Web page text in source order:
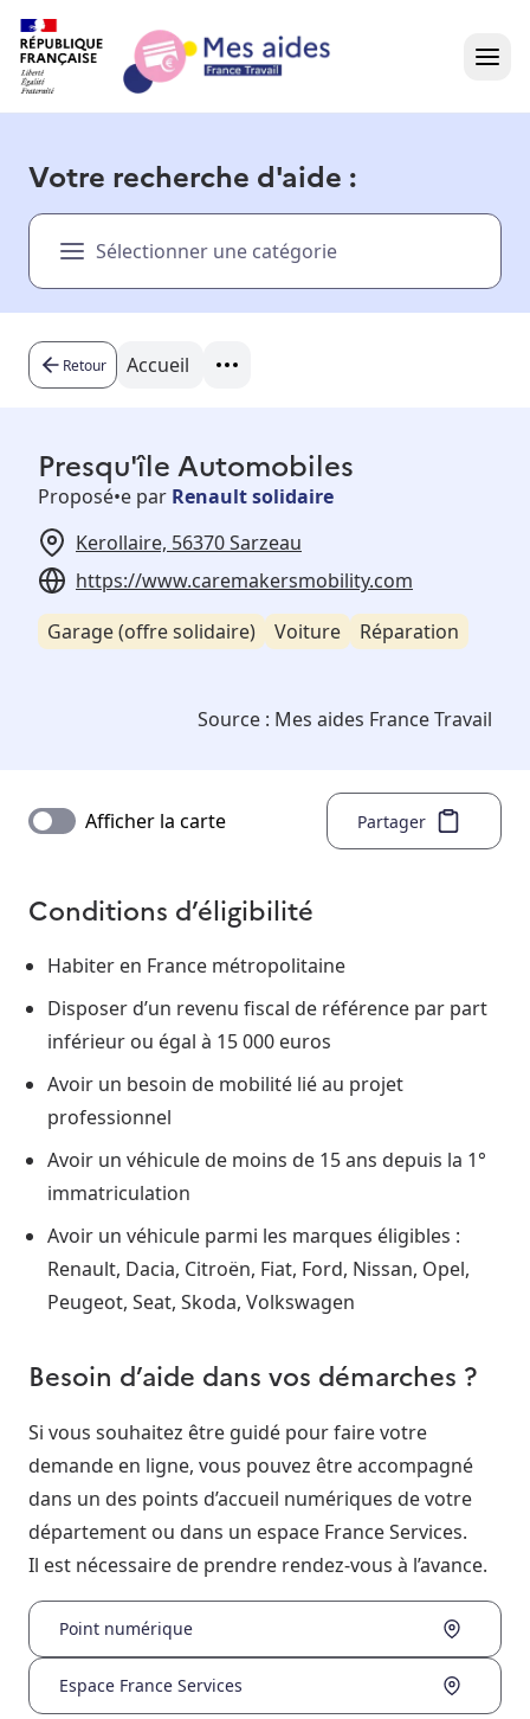
Présentation vidéo
Besoin d'aide ?
Votre recherche d'aide :
Sélectionner une catégorie
Retour Accueil
Presqu'île Automobiles
Proposé•e par Renault solidaire
Kerollaire, 56370 Sarzeau
https://www.caremakersmobility.com
Garage (offre solidaire)
Voiture Réparation
Source : Mes aides France Travail
Afficher la carte Partager
Conditions d’éligibilité
Habiter en France métropolitaine
Disposer d’un revenu fiscal de référence par part
inférieur ou égal à 15 000 euros
Avoir un besoin de mobilité lié au projet
professionnel
Avoir un véhicule de moins de 15 ans depuis la 1°
immatriculation
Avoir un véhicule parmi les marques éligibles :
Renault, Dacia, Citroën, Fiat, Ford, Nissan, Opel,
Peugeot, Seat, Skoda, Volkswagen
Besoin d’aide dans vos démarches ?
Si vous souhaitez être guidé pour faire votre
demande en ligne, vous pouvez être accompagné
dans un des points d’accueil numériques de votre
département ou dans un espace France Services.
Il est nécessaire de prendre rendez-vous à l’avance.
Point numérique
Espace France Services